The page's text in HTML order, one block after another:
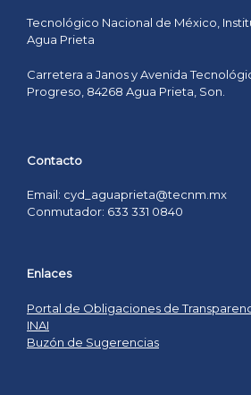
Tecnológico Nacional de México,
Agua Prieta
Carretera a Janos y Avenida
Progreso, 84268 Agua Prieta, Son.
Contacto
Email: cyd_aguaprieta@tecnm.mx
Conmutador: 633 331 0840
Enlaces
Portal de Obligaciones de
INAI
Buzón de Sugerencias